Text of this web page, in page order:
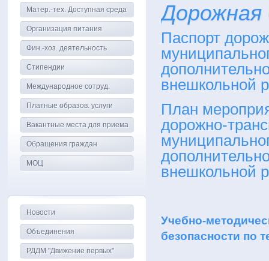
Дорожная
Паспорт
внешкольной
План
дорожно-
внешкольной
Учебно-
безопасности по
Матер.-тех. Доступная среда
Организация питания
Фин.-хоз. деятельность
Стипендии
Международное сотруд.
Платные образов. услуги
Вакантные места для приема
Обращения граждан
МОЦ
Новости
Объединения
РДДМ "Движение первых"